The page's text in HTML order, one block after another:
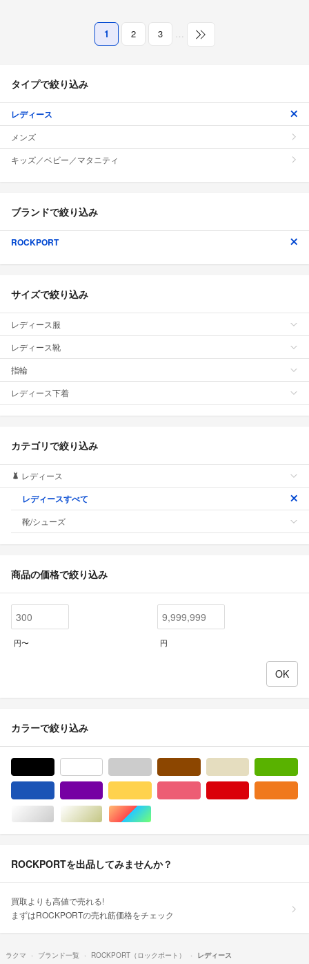
1 2 3 …
タイプで絞り込み
レディース
メンズ
キッズ／ベビー／マタニティ
ブランドで絞り込み
ROCKPORT
サイズで絞り込み
レディース服
レディース靴
指輪
レディース下着
カテゴリで絞り込み
レディース
レディースすべて
靴/シューズ
商品の価格で絞り込み
円〜 円
カラーで絞り込み
シルバー/銀色系ゴールド/金色系マルチカラー
ROCKPORTを出品してみませんか？
買取よりも高値で売れる!
まずはROCKPORTの売れ筋価格をチェック
ラクマ ブランド一覧 ROCKPORT（ロックポート）
レディース